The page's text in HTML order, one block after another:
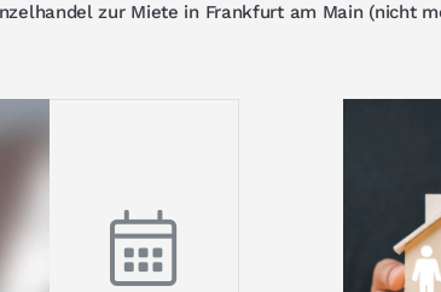
zur Miete in Frankfurt am Main (nicht